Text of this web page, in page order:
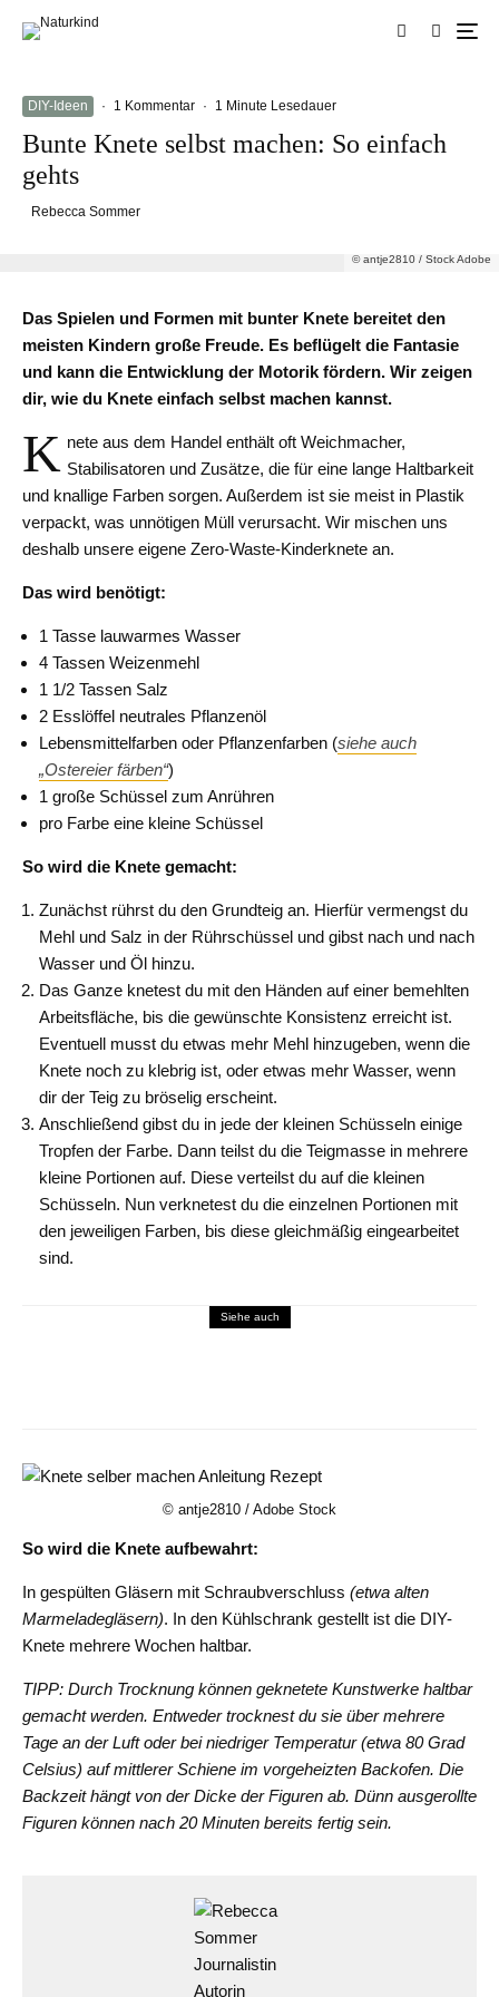
DIY-Ideen · 1 Kommentar · 1 Minute Lesedauer
Bunte Knete selbst machen: So einfach
gehts
Rebecca Sommer
© antje2810 / Stock Adobe
Das Spielen und Formen mit bunter Knete bereitet den
meisten Kindern große Freude. Es beflügelt die Fantasie
und kann die Entwicklung der Motorik fördern. Wir zeigen
dir, wie du Knete einfach selbst machen kannst.
K nete aus dem Handel enthält oft Weichmacher,
Stabilisatoren und Zusätze, die für eine lange Haltbarkeit
und knallige Farben sorgen. Außerdem ist sie meist in Plastik
verpackt, was unnötigen Müll verursacht. Wir mischen uns
deshalb unsere eigene Zero-Waste-Kinderknete an.
Das wird benötigt:
1 Tasse lauwarmes Wasser
4 Tassen Weizenmehl
1 1/2 Tassen Salz
2 Esslöffel neutrales Pflanzenöl
Lebensmittelfarben oder Pflanzenfarben (siehe auch
„Ostereier färben“)
1 große Schüssel zum Anrühren
pro Farbe eine kleine Schüssel
So wird die Knete gemacht:
Zunächst rührst du den Grundteig an. Hierfür vermengst du
Mehl und Salz in der Rührschüssel und gibst nach und nach
Wasser und Öl hinzu.
Das Ganze knetest du mit den Händen auf einer bemehlten
Arbeitsfläche, bis die gewünschte Konsistenz erreicht ist.
Eventuell musst du etwas mehr Mehl hinzugeben, wenn die
Knete noch zu klebrig ist, oder etwas mehr Wasser, wenn
dir der Teig zu bröselig erscheint.
Anschließend gibst du in jede der kleinen Schüsseln einige
Tropfen der Farbe. Dann teilst du die Teigmasse in mehrere
kleine Portionen auf. Diese verteilst du auf die kleinen
Schüsseln. Nun verknetest du die einzelnen Portionen mit
den jeweiligen Farben, bis diese gleichmäßig eingearbeitet
sind.
Siehe auch
© antje2810 / Adobe Stock
So wird die Knete aufbewahrt:
In gespülten Gläsern mit Schraubverschluss (etwa alten
Marmeladegläsern). In den Kühlschrank gestellt ist die DIY-
Knete mehrere Wochen haltbar.
TIPP: Durch Trocknung können geknetete Kunstwerke haltbar
gemacht werden. Entweder trocknest du sie über mehrere
Tage an der Luft oder bei niedriger Temperatur (etwa 80 Grad
Celsius) auf mittlerer Schiene im vorgeheizten Backofen. Die
Backzeit hängt von der Dicke der Figuren ab. Dünn ausgerollte
Figuren können nach 20 Minuten bereits fertig sein.